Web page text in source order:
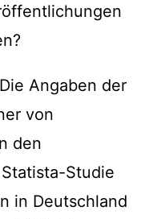
Angaben der
von
den
Studie
in Deutschland